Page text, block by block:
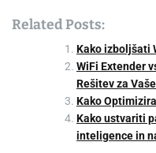
Related Posts:
Kako izboljšati
WiFi Extender
Rešitev za
Kako
Kako ustvariti
inteligence in